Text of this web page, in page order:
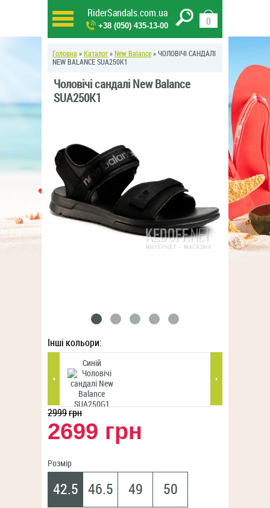
RiderSandals.com.ua
+38 (050) 435-13-00 0
Головна » Каталог» New Balance » ЧОЛОВІЧІ САНДАЛІ
NEW BALANCE SUA250K1
Інші кольори:
Синій
Чоловічі сандалі New Balance
SUA250K1
2999грн
2699 грн
Розмір
42.5 46.5 49 50